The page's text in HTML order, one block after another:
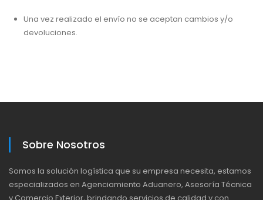
Una vez realizado el envío no se aceptan cambios y/o
devoluciones.
Sobre Nosotros
Somos la solución logística que su empresa necesita, estamos
especializados en Agenciamiento Aduanero, Asesoría Técnica